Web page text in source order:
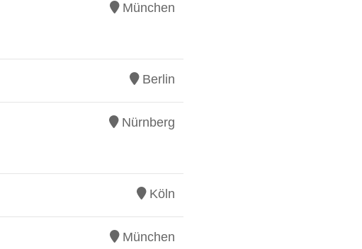
München
Berlin
Nürnberg
Köln
München